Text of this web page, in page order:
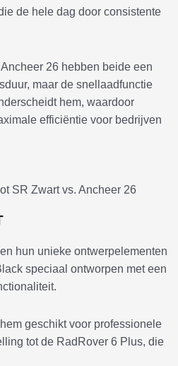
de hele dag door consistente
26 hebben beide een
maar de snellaadfunctie
hem, waardoor
efficiëntie voor bedrijven
hun unieke ontwerpelementen
speciaal ontworpen met een
geschikt voor professionele
tot de RadRover 6 Plus, die